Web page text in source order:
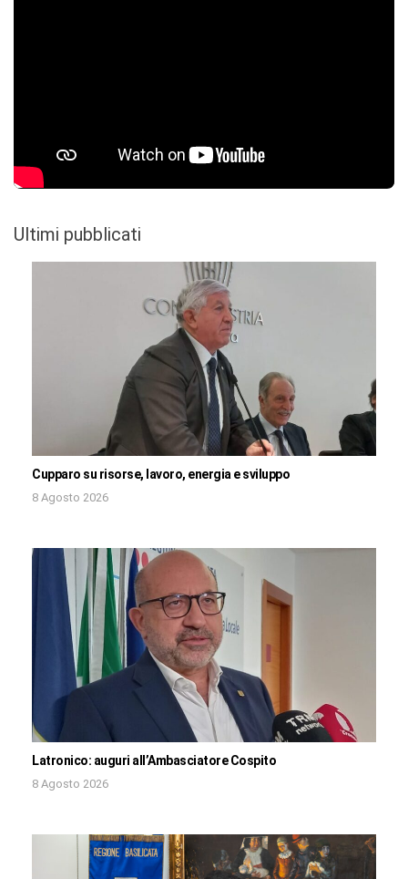
Ultimi pubblicati
Cupparo su risorse, lavoro, energia e sviluppo
8 Agosto 2026
Latronico: auguri all’Ambasciatore Cospito
8 Agosto 2026